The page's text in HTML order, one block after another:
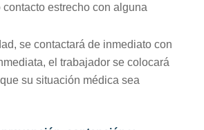
estrecho con alguna
se contactará de inmediato con
el trabajador se colocará
su situación médica sea